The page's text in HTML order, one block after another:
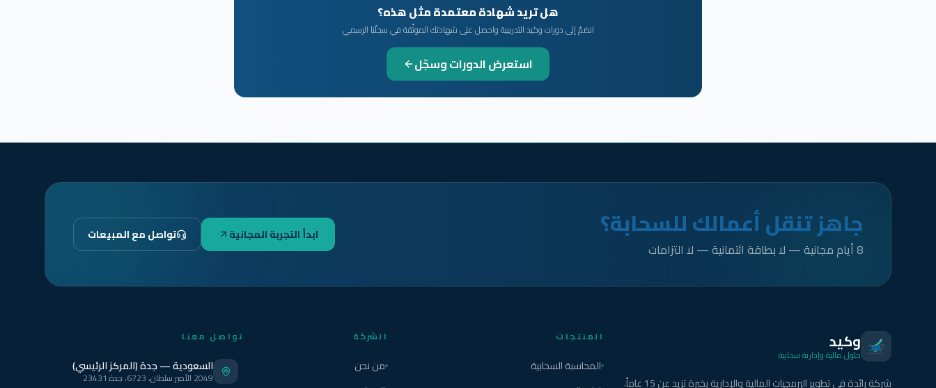
هل تريد شهادة معتمدة مثل هذه؟
انضمّ إلى دورات وكيد التدريبية واحصل على شهادتك الموثّقة في سجلّنا الرسمي
استعرض الدورات وسجّل
جاهز تنقل أعمالك للسحابة؟
8 أيام مجانية — لا بطاقة ائتمانية — لا التزامات
ابدأ التجربة المجانية تواصل مع المبيعات
وكيد
حلول مالية وإدارية سحابية
شركة رائدة في تطوير البرمجيات المالية والإدارية بخبرة تزيد عن 15 عاماً.
المنتجات
المحاسبة السحابية
الشركة
من نحن
تواصل معنا
السعودية — جدة (المركز الرئيسي)
2049 الأمير سلطان، 6723، جدة 23431